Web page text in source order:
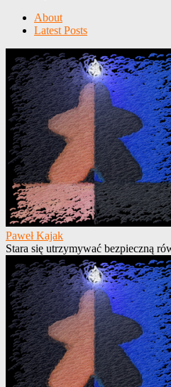
About
Latest Posts
Paweł Kajak
Stara się utrzymywać bezpieczną